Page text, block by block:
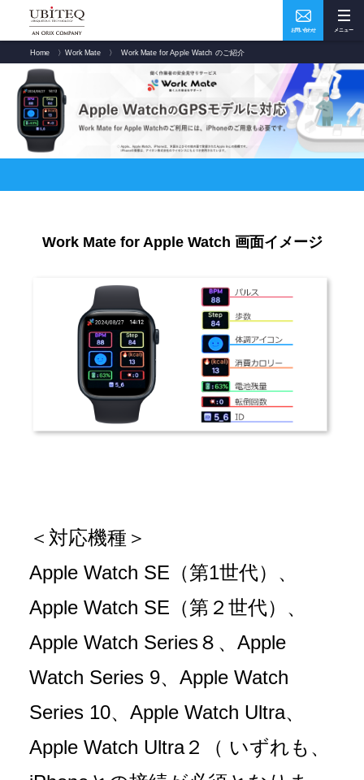
お問い合わせ メニュー
Who
私たちについて
What
ソリューション・実績
How Where
Services サービス
安全をサポート 安全運転支援サービス
Recruit
What's New 新着情報
Investor
Relations
Contact お問い合わせ
サイトポリシー
Home 〉 Work Mate 〉 Work Mate for Apple Watch のご紹介
Work Mate for Apple Watch 画面イメージ
＜対応機種＞
Apple Watch SE（第1世代）、
Apple Watch SE（第２世代）、
Apple Watch Series８、Apple
Watch Series 9、Apple Watch
Series 10、Apple Watch Ultra、
Apple Watch Ultra２（ いずれも、